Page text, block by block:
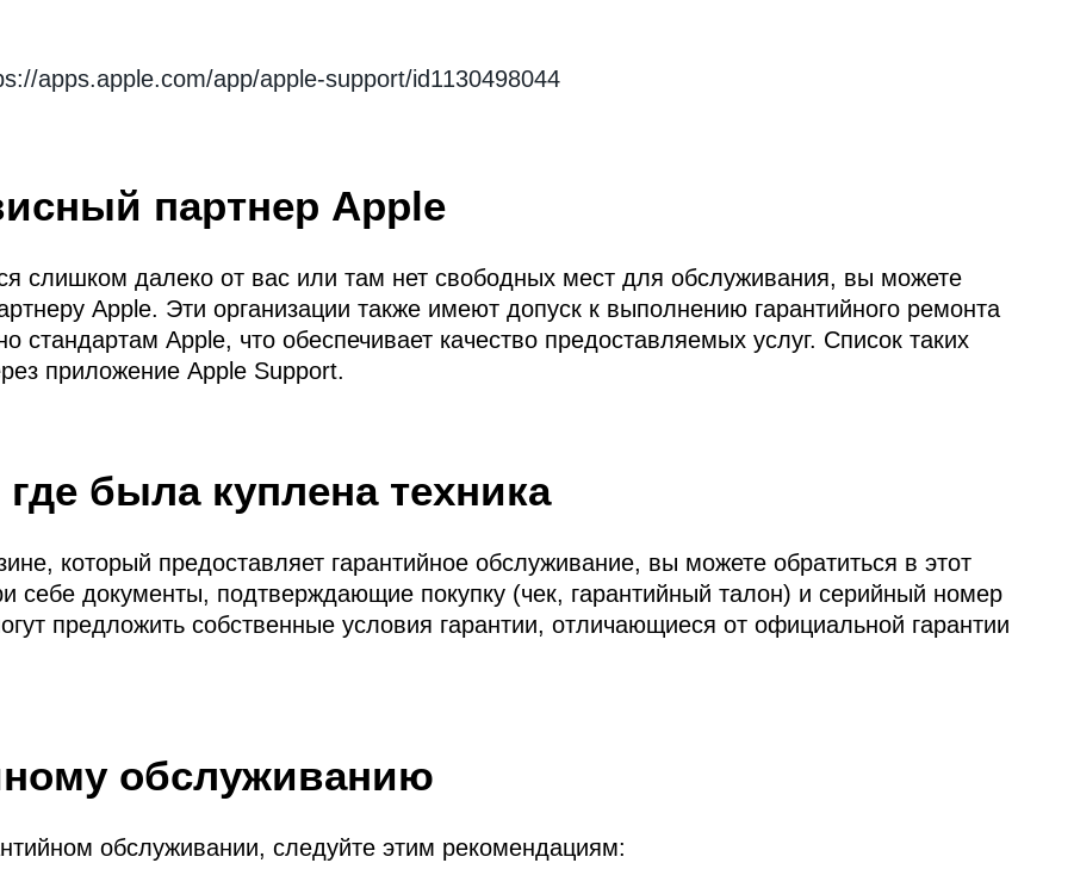
apps.apple.com/app/apple-support/id1130498044
партнер Apple
слишком далеко от вас или там нет свободных мест для обслуживания, вы можете
Apple. Эти организации также имеют допуск к выполнению гарантийного ремонта
стандартам Apple, что обеспечивает качество предоставляемых услуг. Список таких
приложение Apple Support.
была куплена техника
который предоставляет гарантийное обслуживание, вы можете обратиться в этот
себе документы, подтверждающие покупку (чек, гарантийный талон) и серийный номер
предложить собственные условия гарантии, отличающиеся от официальной гарантии
обслуживанию
обслуживании, следуйте этим рекомендациям: